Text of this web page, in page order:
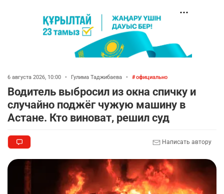
6 августа 2026, 10:00 • Гулима Таджибаева • официально
Водитель выбросил из окна спичку и
случайно поджёг чужую машину в
Астане. Кто виноват, решил суд
Написать автору